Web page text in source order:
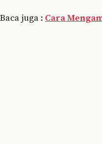
Baca juga : Cara